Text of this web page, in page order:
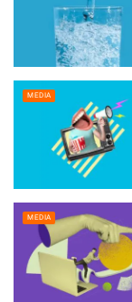
MEDIA
MEDIA